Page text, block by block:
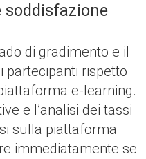
soddisfazione
di gradimento e il
partecipanti rispetto
e-learning.
e l’analisi dei tassi
sulla piattaforma
immediatamente se